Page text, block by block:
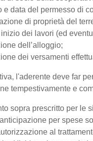
e data del permesso di
di proprietà del
dei lavori (ed
dell’alloggio;
dei versamenti
l'aderente deve far
tempestivamente e
sopra prescritto per le
per spese
al